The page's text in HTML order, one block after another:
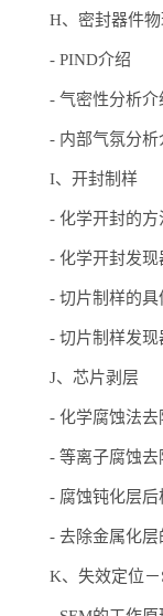
H、密封器件
- PIND介绍
- 气密性分析介
- 内部气氛分析
I、开封制样
- 化学开封的
- 化学开封发现
- 切片制样的具
- 切片制样发现
J、芯片剥层
- 化学腐蚀法
- 等离子腐蚀
- 腐蚀钝化层后
- 去除金属化层
K、失效定位－